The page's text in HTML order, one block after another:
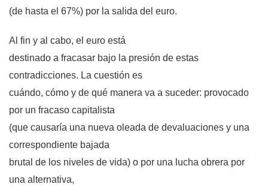
(de hasta el 67%) por la salida del euro.
Al fin y al cabo, el euro está
destinado a fracasar bajo la presión de estas
contradicciones. La cuestión es
cuándo, cómo y de qué manera va a suceder: provocado
por un fracaso capitalista
(que causaría una nueva oleada de devaluaciones y una
correspondiente bajada
brutal de los niveles de vida) o por una lucha obrera por
una alternativa,